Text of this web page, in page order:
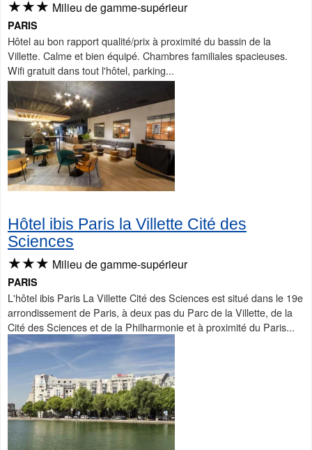
★★★ Milieu de gamme-supérieur
PARIS
Hôtel au bon rapport qualité/prix à proximité du bassin de la
Villette. Calme et bien équipé. Chambres familiales spacieuses.
Wifi gratuit dans tout l'hôtel, parking...
Hôtel ibis Paris la Villette Cité des
Sciences
★★★ Milieu de gamme-supérieur
PARIS
L'hôtel ibis Paris La Villette Cité des Sciences est situé dans le 19e
arrondissement de Paris, à deux pas du Parc de la Villette, de la
Cité des Sciences et de la Philharmonie et à proximité du Paris...